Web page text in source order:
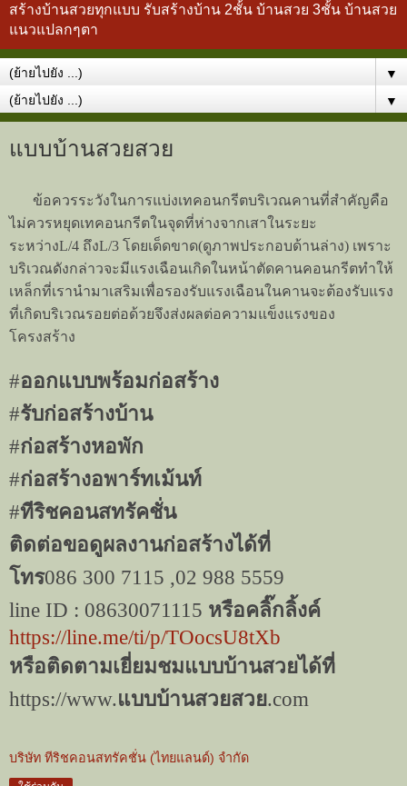
สร้างบ้านสวยทุกแบบ รับสร้างบ้าน 2ชั้น บ้านสวย 3ชั้น บ้านสวย
แนวแปลกๆตา
▼
▼
แบบบ้านสวยสวย
ข้อควรระวังในการแบ่งเทคอนกรีตบริเวณคานที่สำคัญคือ
ไม่ควรหยุดเทคอนกรีตในจุดที่ห่างจากเสาในระยะ
ระหว่างL/4 ถึงL/3 โดยเด็ดขาด(ดูภาพประกอบด้านล่าง) เพราะ
บริเวณดังกล่าวจะมีแรงเฉือนเกิดในหน้าตัดคานคอนกรีตทำให้
เหล็กที่เรานำมาเสริมเพื่อรองรับแรงเฉือนในคานจะต้องรับแรง
ที่เกิดบริเวณรอยต่อด้วยจึงส่งผลต่อความแข็งแรงของ
โครงสร้าง
#ออกแบบพร้อมก่อสร้าง
#รับก่อสร้างบ้าน
#ก่อสร้างหอพัก
#ก่อสร้างอพาร์ทเม้นท์
#ทีริชคอนสทรัคชั่น
ติดต่อขอดูผลงานก่อสร้างได้ที่
โทร086 300 7115 ,02 988 5559
line ID : 08630071115 หรือคลิ๊กลิ้งค์
https://line.me/ti/p/TOocsU8tXb
หรือติดตามเยี่ยมชมแบบบ้านสวยได้ที่
https://www.แบบบ้านสวยสวย.com
บริษัท ทีริชคอนสทรัคชั่น (ไทยแลนด์) จำกัด